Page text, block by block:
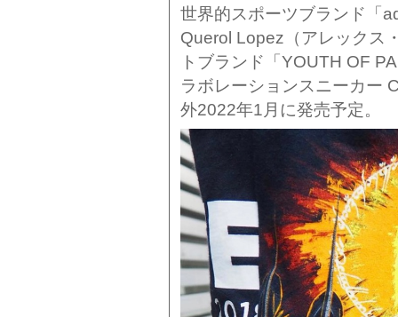
世界的スポーツブランド「
Querol Lopez（アレックス
トブランド「YOUTH OF
ラボレーションスニーカー
外2022年1月に発売予定。